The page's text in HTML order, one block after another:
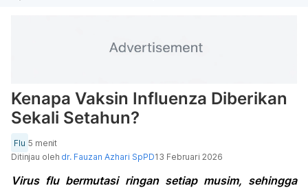
Kenapa Vaksin Influenza Diberikan
Sekali Setahun?
Flu 5 menit
Ditinjau oleh dr. Fauzan Azhari SpPD13 Februari 2026
Virus flu bermutasi ringan setiap musim, sehingga